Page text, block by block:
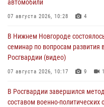
автомобили
07 августа 2026, 10:28 4
В Нижнем Новгороде
семинар по вопросам развития
Росгвардии (видео)
07 августа 2026, 10:17 9 1
В Росгвардии завершился
составом военно-политических